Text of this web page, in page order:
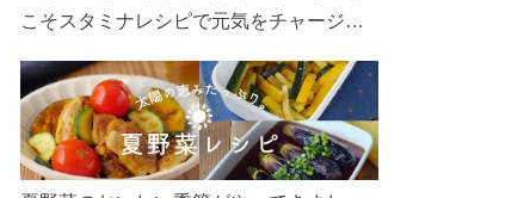
こそスタミナレシピで元気をチャージ！
リ食べて、夏バテを吹き飛ばしましょ
う！